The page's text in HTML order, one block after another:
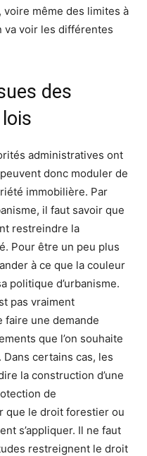
même des limites à
va voir les différentes
des
administratives ont
donc moduler de
immobilière. Par
il faut savoir que
restreindre la
Pour être un peu plus
à ce que la couleur
politique d’urbanisme.
pas vraiment
faire une demande
que l’on souhaite
certains cas, les
la construction d’une
de
que le droit forestier ou
s’appliquer. Il ne faut
restreignent le droit